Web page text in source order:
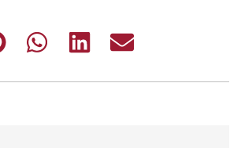
Share
Share
Share